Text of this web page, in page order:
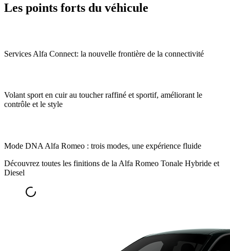
Les points forts du véhicule
Services Alfa Connect: la nouvelle frontière de la connectivité
Volant sport en cuir au toucher raffiné et sportif, améliorant le
contrôle et le style
Mode DNA Alfa Romeo : trois modes, une expérience fluide
Découvrez toutes les finitions de la Alfa Romeo Tonale Hybride et
Diesel